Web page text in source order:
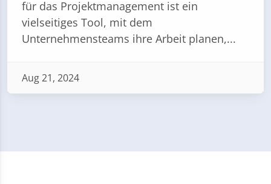
für das Projektmanagement ist ein
vielseitiges Tool, mit dem
Unternehmensteams ihre Arbeit planen,...
Aug 21, 2024